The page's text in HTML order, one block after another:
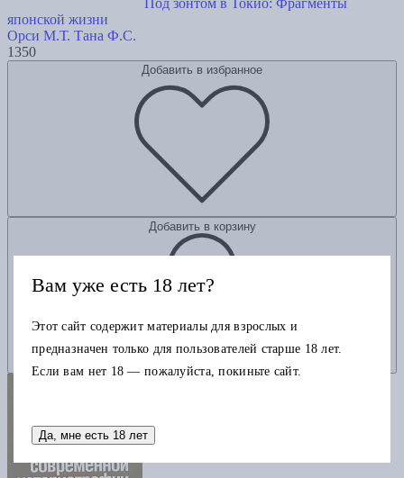
Под зонтом в Токио: Фрагменты
японской жизни
Орси М.Т. Тана Ф.С.
1350
Добавить в избранное
Добавить в корзину
Вам уже есть 18 лет?
Этот сайт содержит материалы для взрослых и
предназначен только для пользователей старше 18 лет.
Если вам нет 18 — пожалуйста, покиньте сайт.
Да, мне есть 18 лет